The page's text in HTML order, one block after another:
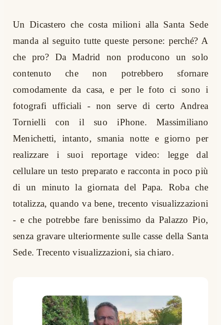
Un Dicastero che costa milioni alla Santa Sede
manda al seguito tutte queste persone: perché? A
che pro? Da Madrid non producono un solo
contenuto che non potrebbero sfornare
comodamente da casa, e per le foto ci sono i
fotografi ufficiali - non serve di certo Andrea
Tornielli con il suo iPhone. Massimiliano
Menichetti, intanto, smania notte e giorno per
realizzare i suoi reportage video: legge dal
cellulare un testo preparato e racconta in poco più
di un minuto la giornata del Papa. Roba che
totalizza, quando va bene, trecento visualizzazioni
- e che potrebbe fare benissimo da Palazzo Pio,
senza gravare ulteriormente sulle casse della Santa
Sede. Trecento visualizzazioni, sia chiaro.